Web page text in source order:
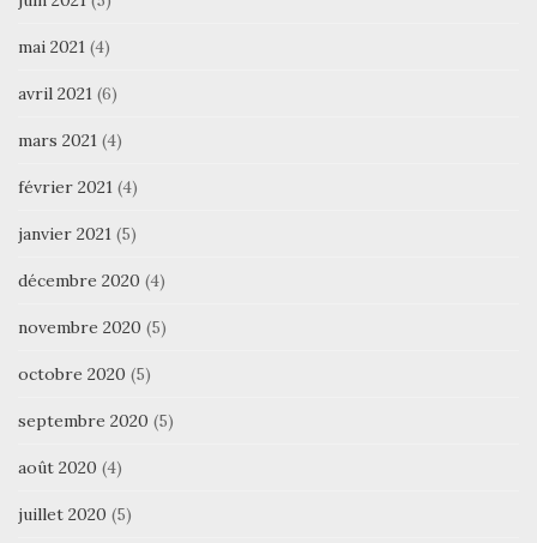
mai 2021 (4)
avril 2021 (6)
mars 2021 (4)
février 2021 (4)
janvier 2021 (5)
décembre 2020 (4)
novembre 2020 (5)
octobre 2020 (5)
septembre 2020 (5)
août 2020 (4)
juillet 2020 (5)